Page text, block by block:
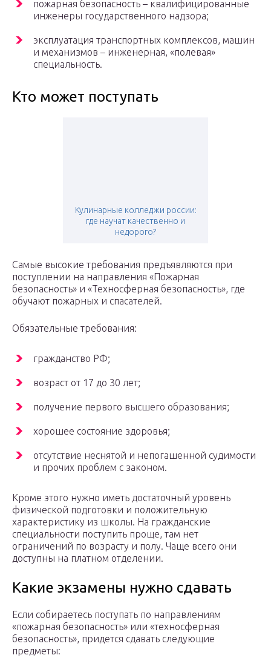
пожарная безопасность – квалифицированные
инженеры государственного надзора;
эксплуатация транспортных комплексов, машин
и механизмов – инженерная, «полевая»
специальность.
Кто может поступать
Кулинарные колледжи россии:
где научат качественно и
недорого?
Самые высокие требования предъявляются при
поступлении на направления «Пожарная
безопасность» и «Техносферная безопасность», где
обучают пожарных и спасателей.
Обязательные требования:
гражданство РФ;
возраст от 17 до 30 лет;
получение первого высшего образования;
хорошее состояние здоровья;
отсутствие неснятой и непогашенной судимости
и прочих проблем с законом.
Кроме этого нужно иметь достаточный уровень
физической подготовки и положительную
характеристику из школы. На гражданские
специальности поступить проще, там нет
ограничений по возрасту и полу. Чаще всего они
доступны на платном отделении.
Какие экзамены нужно сдавать
Если собираетесь поступать по направлениям
«пожарная безопасность» или «техносферная
безопасность», придется сдавать следующие
предметы: